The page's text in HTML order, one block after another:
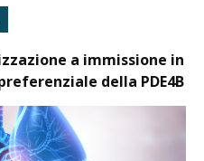
a immissione in
della PDE4B